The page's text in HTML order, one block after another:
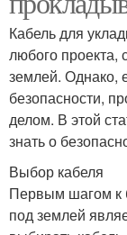
Кабель для
любого проекта,
землей. Однако,
безопасности,
делом. В этой
знать о
Выбор кабеля
Первым шагом к
под землей